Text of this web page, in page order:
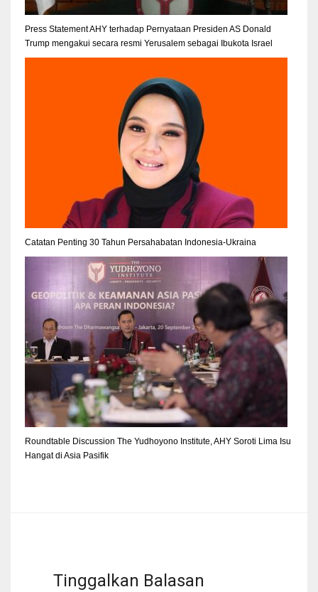
Press Statement AHY terhadap Pernyataan Presiden AS Donald
Trump mengakui secara resmi Yerusalem sebagai Ibukota Israel
Catatan Penting 30 Tahun Persahabatan Indonesia-Ukraina
Roundtable Discussion The Yudhoyono Institute, AHY Soroti Lima Isu
Hangat di Asia Pasifik
Tinggalkan Balasan